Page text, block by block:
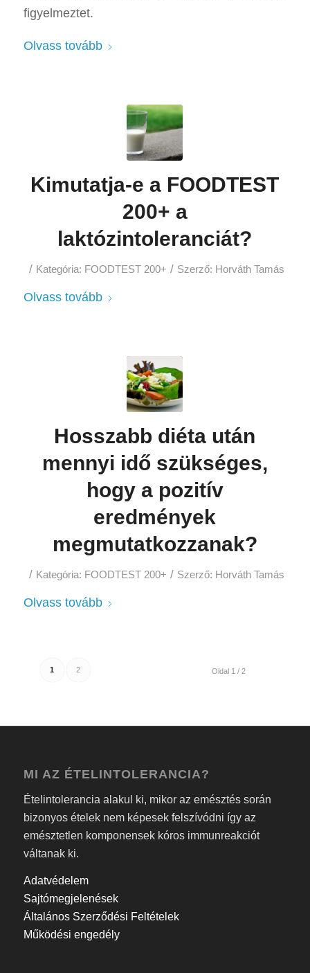
figyelmeztet.
Olvass tovább
Kimutatja-e a FOODTEST
200+ a
laktózintoleranciát?
/ Kategória: FOODTEST 200+ / Szerző: Horváth Tamás
Olvass tovább
Hosszabb diéta után
mennyi idő szükséges,
hogy a pozitív
eredmények
megmutatkozzanak?
/ Kategória: FOODTEST 200+ / Szerző: Horváth Tamás
Olvass tovább
Oldal 1 / 2
1 2
MI AZ ÉTELINTOLERANCIA?
Ételintolerancia alakul ki, mikor az emésztés során
bizonyos ételek nem képesek felszívódni így az
emésztetlen komponensek kóros immunreakciót
váltanak ki.
Adatvédelem
Sajtómegjelenések
Általános Szerződési Feltételek
Működési engedély